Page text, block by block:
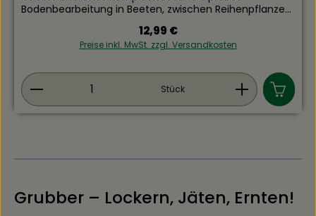
Bodenbearbeitung in Beeten, zwischen Reihenpflanzen
lockert er die Erde schonend, entfernt Unkraut inklusive
Wurzeln und verbessert die Bodenstruktur – ideal für
Hochbeete.Technische Details:Marke: Wolf-
GartenSerie: multi-star®Modell: LA-M/ZM30
(Kleingrubber-Set)Arbeitsbreite: ca. 7 cmZinken: 3
gebogene, scharfe StahlzinkenStiel: 30 cm Aluminium-
enthält ZM 30 Griff Alle Vorteile im Überblick:Drei
Kräutertöpfe und enge ReihenLanglebige Stahlzinken
Regulärer Preis:
12,99 €
Preise inkl. MwSt. zzgl. Versandkosten
Produkt Anzahl: Gib den gewünschten Wert
Stück
Grubber – Lockern, Jäten, Ernten!